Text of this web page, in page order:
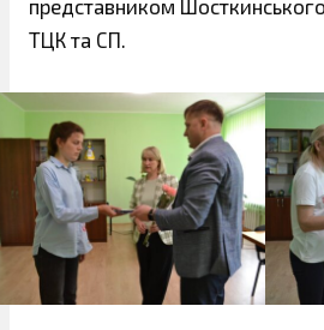
представником
ТЦК та СП.